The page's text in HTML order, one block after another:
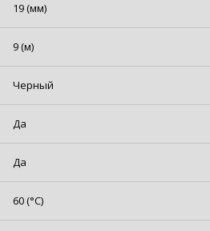
19 (мм)
9 (м)
Черный
Да
Да
60 (°C)